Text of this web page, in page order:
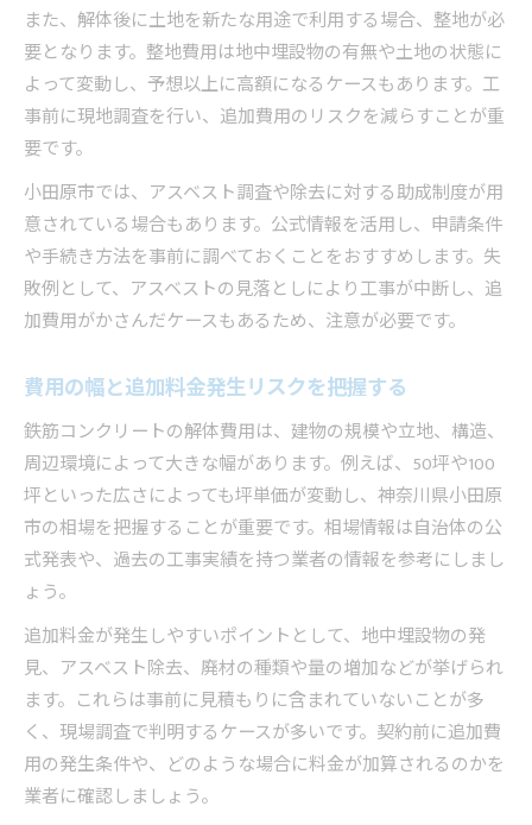
また、解体後に土地を新たな用途で利用する場合、整地が必
要となります。整地費用は地中埋設物の有無や土地の状態に
よって変動し、予想以上に高額になるケースもあります。工
事前に現地調査を行い、追加費用のリスクを減らすことが重
要です。
小田原市では、アスベスト調査や除去に対する助成制度が用
意されている場合もあります。公式情報を活用し、申請条件
や手続き方法を事前に調べておくことをおすすめします。失
敗例として、アスベストの見落としにより工事が中断し、追
加費用がかさんだケースもあるため、注意が必要です。
費用の幅と追加料金発生リスクを把握する
鉄筋コンクリートの解体費用は、建物の規模や立地、構造、
周辺環境によって大きな幅があります。例えば、50坪や100
坪といった広さによっても坪単価が変動し、神奈川県小田原
市の相場を把握することが重要です。相場情報は自治体の公
式発表や、過去の工事実績を持つ業者の情報を参考にしまし
ょう。
追加料金が発生しやすいポイントとして、地中埋設物の発
見、アスベスト除去、廃材の種類や量の増加などが挙げられ
ます。これらは事前に見積もりに含まれていないことが多
く、現場調査で判明するケースが多いです。契約前に追加費
用の発生条件や、どのような場合に料金が加算されるのかを
業者に確認しましょう。